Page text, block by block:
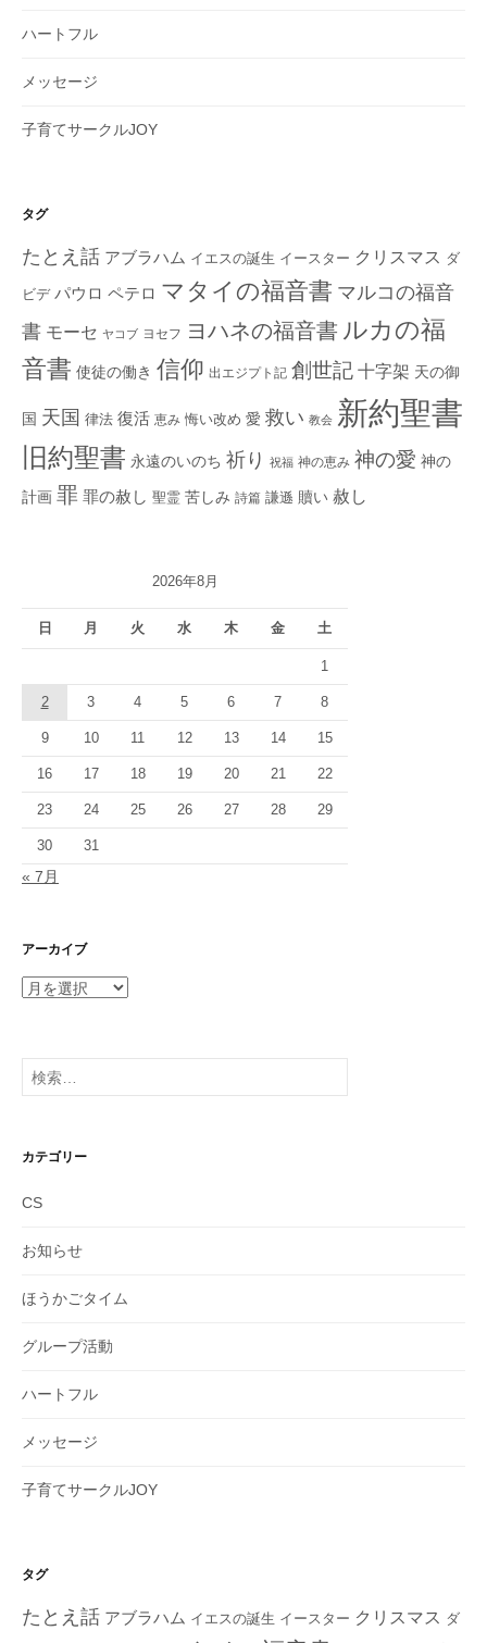
ハートフル
メッセージ
子育てサークルJOY
タグ
たとえ話 アブラハム イエスの誕生 イースター クリスマス ダ
ビデ パウロ ペテロ マタイの福音書 マルコの福音
書 モーセ ヤコブ ヨセフ ヨハネの福音書 ルカの福
音書 使徒の働き 信仰 出エジプト記 創世記 十字架 天の御
国 天国 律法 復活 恵み 悔い改め 愛 救い 教会 新約聖書
旧約聖書 永遠のいのち 祈り 祝福 神の恵み 神の愛 神の
計画 罪 罪の赦し 聖霊 苦しみ 詩篇 謙遜 贖い 赦し
2026年8月
日 月 火 水 木 金 土
1
2 3 4 5 6 7 8
9 10 11 12 13 14 15
16 17 18 19 20 21 22
23 24 25 26 27 28 29
30 31
« 7月
アーカイブ
ア
イ
ブ
検
索:
カテゴリー
CS
お知らせ
ほうかごタイム
グループ活動
ハートフル
メッセージ
子育てサークルJOY
タグ
たとえ話 アブラハム イエスの誕生 イースター クリスマス ダ